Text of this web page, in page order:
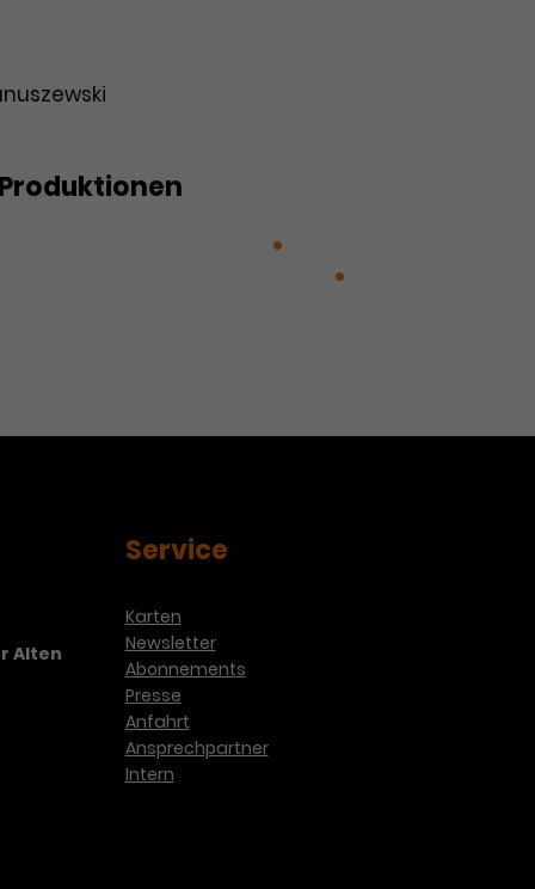
Alten
Service
Karten
Newsletter
Abonnements
Presse
Anfahrt
Ansprechpartner
Intern